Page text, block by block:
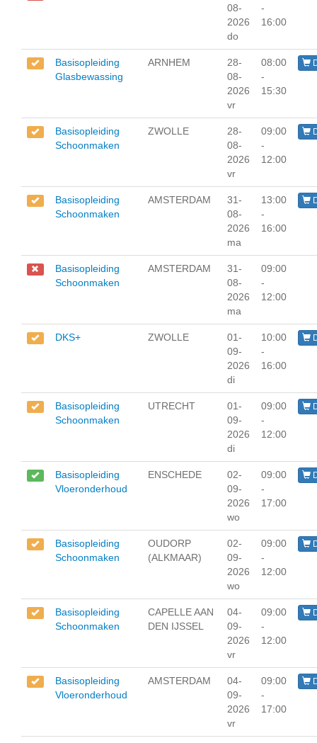
08-
2026
do
-
16:00
Basisopleiding
Glasbewassing
ARNHEM
28-
08-
2026
vr
08:00
-
15:30
Basisopleiding
Schoonmaken
ZWOLLE
28-
08-
2026
vr
09:00
-
12:00
Basisopleiding
Schoonmaken
AMSTERDAM
31-
08-
2026
ma
13:00
-
16:00
Basisopleiding
Schoonmaken
AMSTERDAM
31-
08-
2026
ma
09:00
-
12:00
DKS+ ZWOLLE
01-
09-
2026
di
10:00
-
16:00
Basisopleiding
Schoonmaken
UTRECHT
01-
09-
2026
di
09:00
-
12:00
Basisopleiding
Vloeronderhoud
ENSCHEDE
02-
09-
2026
wo
09:00
-
17:00
Basisopleiding
Schoonmaken
OUDORP
(ALKMAAR)
02-
09-
2026
wo
09:00
-
12:00
Basisopleiding
Schoonmaken
CAPELLE AAN
DEN IJSSEL
04-
09-
2026
vr
09:00
-
12:00
Basisopleiding
Vloeronderhoud
AMSTERDAM
04-
09-
2026
vr
09:00
-
17:00